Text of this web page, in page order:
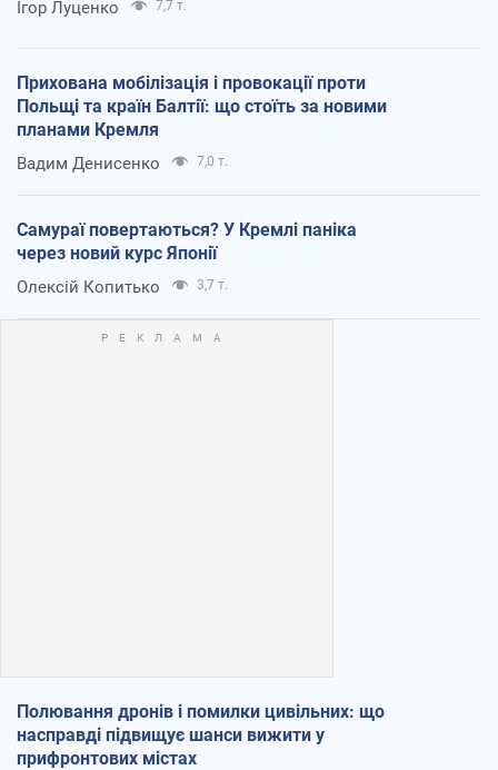
Ігор Луценко 7,7 т.
Прихована мобілізація і провокації проти
Польщі та країн Балтії: що стоїть за новими
планами Кремля
Вадим Денисенко 7,0 т.
Самураї повертаються? У Кремлі паніка
через новий курс Японії
Олексій Копитько 3,7 т.
Полювання дронів і помилки цивільних: що
насправді підвищує шанси вижити у
прифронтових містах